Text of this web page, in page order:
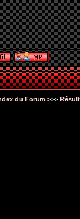
du Forum >>>